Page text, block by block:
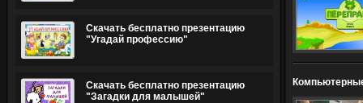
Скачать бесплатно презентацию
"Угадай профессию"
Скачать бесплатно презентацию
"Загадки для малышей"